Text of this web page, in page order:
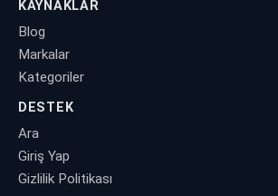
KAYNAKLAR
Blog
Markalar
Kategoriler
DESTEK
Ara
Giriş Yap
Gizlilik Politikası